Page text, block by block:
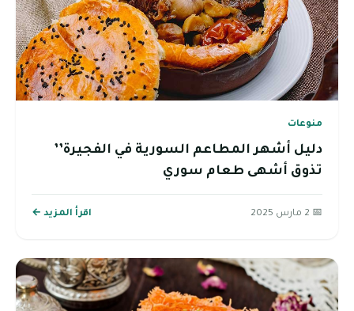
منوعات
دليل أشهر المطاعم السورية في الفجيرة’’
تذوق أشهى طعام سوري
📅 2 مارس 2025 اقرأ المزيد ←